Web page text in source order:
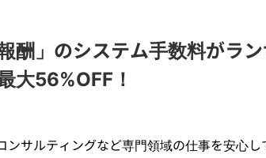
酬」のシステム手数料がラ
大56%OFF！
ンサルティングなど専門領域の仕事を安心し